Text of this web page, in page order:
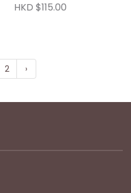
HKD $115.00
2 ›